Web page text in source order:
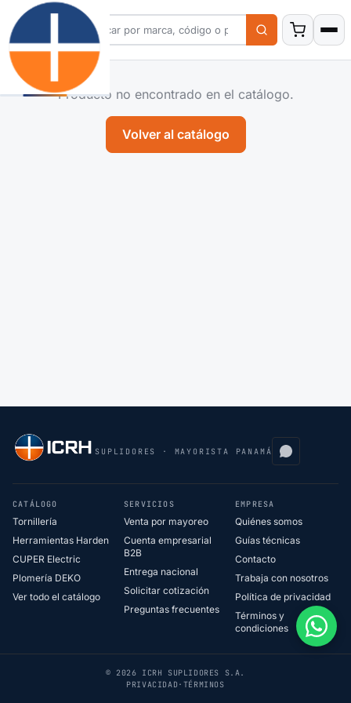
Producto no encontrado en el catálogo.
Volver al catálogo
SUPLIDORES · MAYORISTA PANAMÁ
CATÁLOGO
Tornillería
Herramientas Harden
CUPER Electric
Plomería DEKO
Ver todo el catálogo
SERVICIOS
Venta por mayoreo
Cuenta empresarial
B2B
Entrega nacional
Solicitar cotización
Preguntas frecuentes
EMPRESA
Quiénes somos
Guías técnicas
Contacto
Trabaja con nosotros
Política de privacidad
Términos y
condiciones
© 2026 ICRH SUPLIDORES S.A.
PRIVACIDAD · TÉRMINOS